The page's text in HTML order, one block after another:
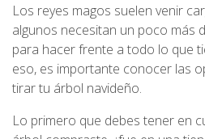
Los reyes magos suelen venir
algunos necesitan un poco más
para hacer frente a todo lo que
eso, es importante conocer las
tirar tu árbol navideño.
Lo primero que debes tener en